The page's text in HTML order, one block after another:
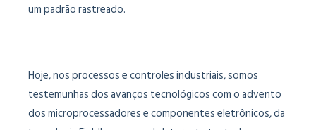
um padrão rastreado.
Hoje, nos processos e controles industriais, somos
testemunhas dos avanços tecnológicos com o advento
dos microprocessadores e componentes eletrônicos, da